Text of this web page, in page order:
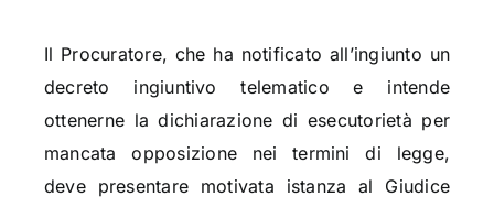
Il Procuratore, che ha notificato all’ingiunto un
decreto ingiuntivo telematico e intende
ottenerne la dichiarazione di esecutorietà per
mancata opposizione nei termini di legge,
deve presentare motivata istanza al Giudice